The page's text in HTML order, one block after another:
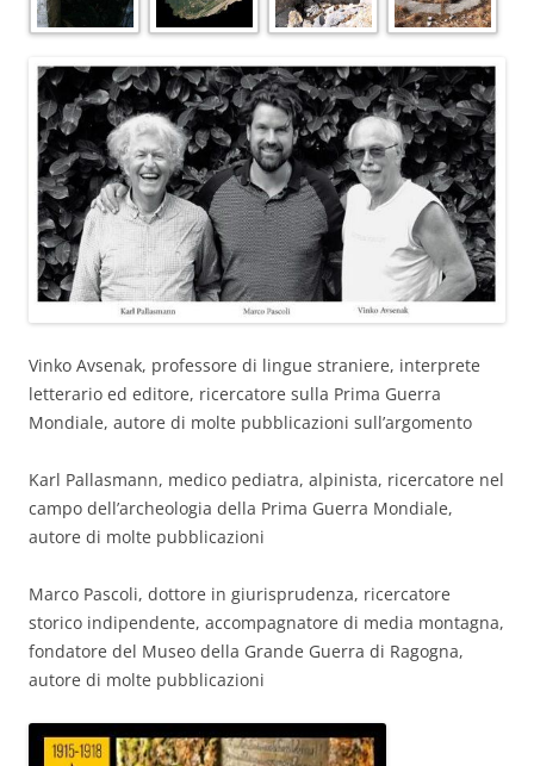
Vinko Avsenak, professore di lingue straniere, interprete
letterario ed editore, ricercatore sulla Prima Guerra
Mondiale, autore di molte pubblicazioni sull’argomento
Karl Pallasmann, medico pediatra, alpinista, ricercatore nel
campo dell’archeologia della Prima Guerra Mondiale,
autore di molte pubblicazioni
Marco Pascoli, dottore in giurisprudenza, ricercatore
storico indipendente, accompagnatore di media montagna,
fondatore del Museo della Grande Guerra di Ragogna,
autore di molte pubblicazioni